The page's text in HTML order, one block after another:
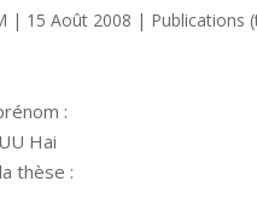
| 15 Août 2008 | Publications
:
Hai
thèse :